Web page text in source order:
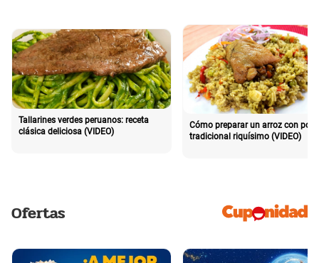
Tallarines verdes peruanos: receta
clásica deliciosa (VIDEO)
Cómo preparar un arroz con pollo
tradicional riquísimo (VIDEO)
Ofertas